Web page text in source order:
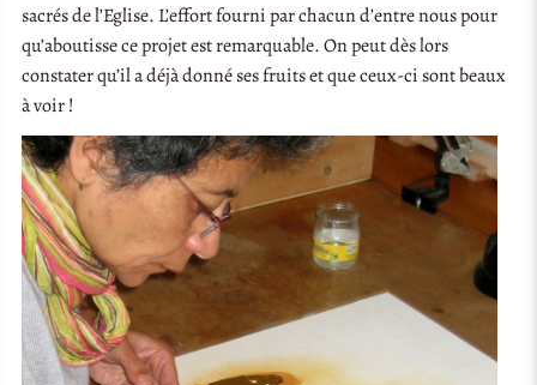
sacrés de l’Eglise. L’effort fourni par chacun d’entre nous pour
qu’aboutisse ce projet est remarquable. On peut dès lors
constater qu’il a déjà donné ses fruits et que ceux-ci sont beaux
à voir !